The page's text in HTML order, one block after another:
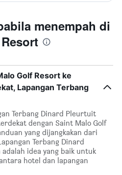
menempah di
Golf Resort ke
Lapangan Terbang
Terbang Dinard Pleurtuit
dengan Saint Malo Golf
yang dijangkakan dari
Terbang Dinard
idea yang baik untuk
hotel dan lapangan